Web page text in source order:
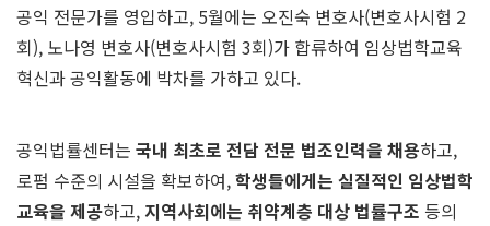
공익 전문가를 영입하고, 5월에는 오진숙 변호사(변호사시험 2
회), 노나영 변호사(변호사시험 3회)가 합류하여 임상법학교육
혁신과 공익활동에 박차를 가하고 있다.
공익법률센터는 국내 최초로 전담 전문 법조인력을 채용하고,
로펌 수준의 시설을 확보하여,학생들에게는 실질적인 임상법학
교육을 제공하고, 지역사회에는 취약계층 대상 법률구조 등의